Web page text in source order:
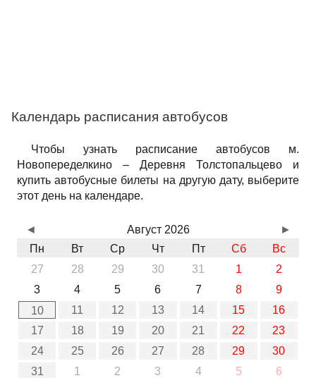
Календарь расписания автобусов
Чтобы узнать расписание автобусов м.
Новопеределкино – Деревня Толстопальцево и
купить автобусные билеты на другую дату, выберите
этот день на календаре.
Август 2026
Пн
Вт Ср Чт Пт Сб
Вс
27
28 29 30 31 1
2
3
4 5 6 7 8
9
10
11 12 13 14 15
16
17
18 19 20 21 22
23
24
25 26 27 28 29
30
31
1 2 3 4 5 6
◄ ►